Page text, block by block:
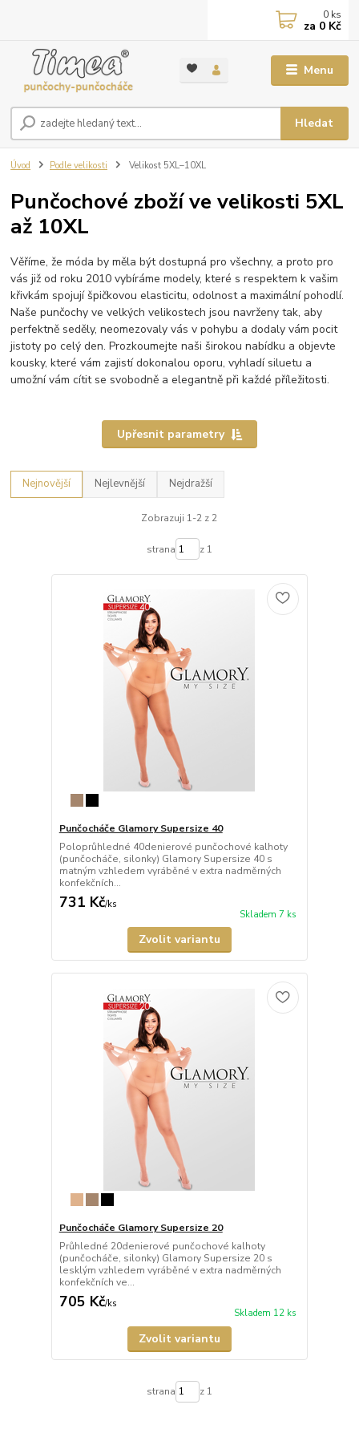
Menu
Hledat
0 ks
za 0 Kč
Úvod Podle velikosti Velikost 5XL–10XL
Punčochové zboží ve velikosti 5XL
až 10XL
Věříme, že móda by měla být dostupná pro všechny, a proto pro
vás již od roku 2010 vybíráme modely, které s respektem k vašim
křivkám spojují špičkovou elasticitu, odolnost a maximální pohodlí.
Naše punčochy ve velkých velikostech jsou navrženy tak, aby
perfektně seděly, neomezovaly vás v pohybu a dodaly vám pocit
jistoty po celý den. Prozkoumejte naši širokou nabídku a objevte
kousky, které vám zajistí dokonalou oporu, vyhladí siluetu a
umožní vám cítit se svobodně a elegantně při každé příležitosti.
Upřesnit parametry
Nejnovější Nejlevnější Nejdražší
Zobrazuji 1-2 z 2
strana z 1
Punčocháče Glamory Supersize 40
Poloprůhledné 40denierové punčochové kalhoty
(punčocháče, silonky) Glamory Supersize 40 s
matným vzhledem vyráběné v extra nadměrných
konfekčních...
731 Kč/ks
Skladem 7 ks
Zvolit variantu
Punčocháče Glamory Supersize 20
Průhledné 20denierové punčochové kalhoty
(punčocháče, silonky) Glamory Supersize 20 s
lesklým vzhledem vyráběné v extra nadměrných
konfekčních ve...
705 Kč/ks
Skladem 12 ks
Zvolit variantu
strana z 1